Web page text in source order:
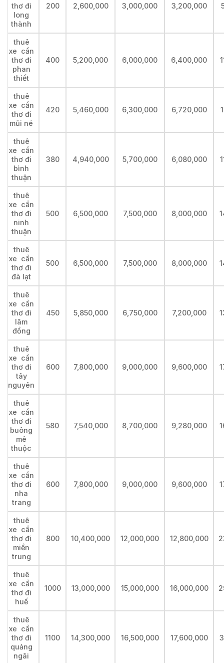
thơ đi
long
thành
200 2,600,000 3,000,000 3,200,000
thuê
xe cần
thơ đi
phan
thiết
400 5,200,000 6,000,000 6,400,000
thuê
xe cần
thơ đi
mũi né
420 5,460,000 6,300,000 6,720,000
thuê
xe cần
thơ đi
bình
thuận
380 4,940,000 5,700,000 6,080,000
thuê
xe cần
thơ đi
ninh
thuận
500 6,500,000 7,500,000 8,000,000
thuê
xe cần
thơ đi
đà lạt
500 6,500,000 7,500,000 8,000,000
thuê
xe cần
thơ đi
lâm
đồng
450 5,850,000 6,750,000 7,200,000
thuê
xe cần
thơ đi
tây
nguyên
600 7,800,000 9,000,000 9,600,000
thuê
xe cần
thơ đi
buông
mê
thuộc
580 7,540,000 8,700,000 9,280,000
thuê
xe cần
thơ đi
nha
trang
600 7,800,000 9,000,000 9,600,000
thuê
xe cần
thơ đi
miền
trung
800 10,400,000 12,000,000 12,800,000
thuê
xe cần
thơ đi
huế
1000 13,000,000 15,000,000 16,000,000
thuê
xe cần
thơ đi
quảng
ngãi
1100 14,300,000 16,500,000 17,600,000